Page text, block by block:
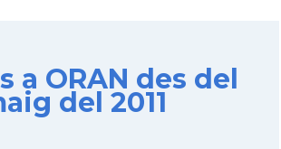
a ORAN des del
del 2011